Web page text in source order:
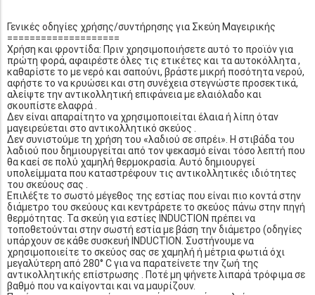
Γενικές οδηγίες χρήσης/συντήρησης για Σκεύη Μαγειρικής
====================
Χρήση και φροντίδα: Πριν χρησιμοποιήσετε αυτό το προϊόν για
πρώτη φορά, αφαιρέστε όλες τις ετικέτες και τα αυτοκόλλητα ,
καθαρίστε το με νερό και σαπούνι, βράστε μικρή ποσότητα νερού,
αφήστε το να κρυώσει και στη συνέχεια στεγνώστε προσεκτικά,
αλείψτε την αντικολλητική επιφάνεια με ελαιόλαδο και
σκουπίστε ελαφρά .
Δεν είναι απαραίτητο να χρησιμοποιείται έλαια ή λίπη όταν
μαγειρεύεται στο αντικολλητικό σκεύος .
Δεν συνιστούμε τη χρήση του «λαδιού σε σπρέι». Η στιβάδα του
λαδιού που δημιουργείται από τον ψεκασμό είναι τόσο λεπτή που
θα καεί σε πολύ χαμηλή θερμοκρασία. Αυτό δημιουργεί
υπολείμματα που καταστρέφουν τις αντικολλητικές ιδιότητες
του σκεύους σας .
Επιλέξτε το σωστό μέγεθος της εστίας που είναι πιο κοντά στην
διάμετρο του σκεύους και κεντράρετε το σκεύος πάνω στην πηγή
θερμότητας. Τα σκεύη για εστίες INDUCTION πρέπει να
τοποθετούνται στην σωστή εστία με βάση την διάμετρο (οδηγίες
υπάρχουν σε κάθε συσκευή INDUCTION. Συστήνουμε να
χρησιμοποιείτε το σκεύος σας σε χαμηλή ή μέτρια φωτιά όχι
μεγαλύτερη από 280° C για να παρατείνετε την ζωή της
αντικολλητικής επίστρωσης . Ποτέ μη ψήνετε λιπαρά τρόφιμα σε
βαθμό που να καίγονται και να μαυρίζουν.